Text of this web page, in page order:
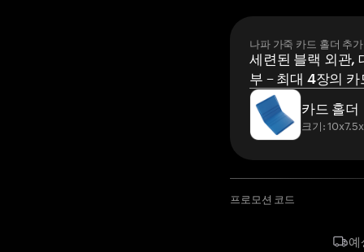
나파 가죽 카드 홀더 추가
세련된 블랙 외관,
부 – 최대 4장의
카드 홀더
크기:
프로모션 코드
예